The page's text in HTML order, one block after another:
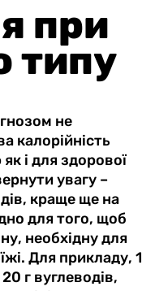
при
типу
не
калорійність
і для здорової
увагу –
краще ще на
для того, щоб
необхідну для
Для прикладу, 1
г вуглеводів,